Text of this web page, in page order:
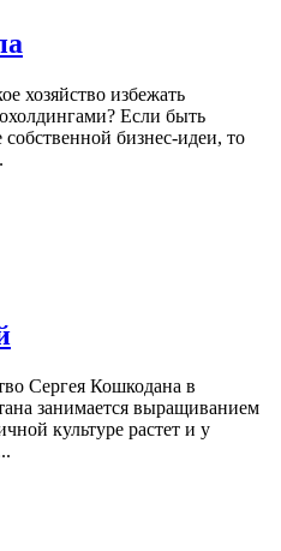
хозяйство избежать
Если быть
бизнес-идеи, то
Сергея Кошкодана в
занимается выращиванием
культуре растет и у